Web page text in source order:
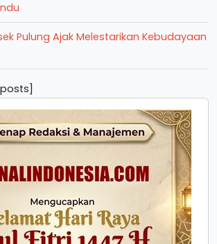
Pulung Ajak Melestarikan Kebudayaan